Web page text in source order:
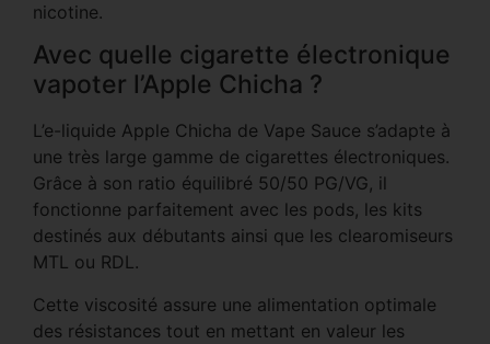
nicotine.
Avec quelle cigarette électronique
vapoter l’Apple Chicha ?
L’e-liquide Apple Chicha de Vape Sauce s’adapte à
une très large gamme de cigarettes électroniques.
Grâce à son ratio équilibré 50/50 PG/VG, il
fonctionne parfaitement avec les pods, les kits
destinés aux débutants ainsi que les clearomiseurs
MTL ou RDL.
Cette viscosité assure une alimentation optimale
des résistances tout en mettant en valeur les